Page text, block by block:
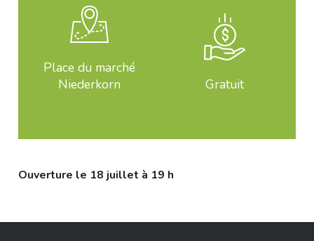
Place du marché
Niederkorn
Gratuit
Ouverture le 18 juillet à 19 h